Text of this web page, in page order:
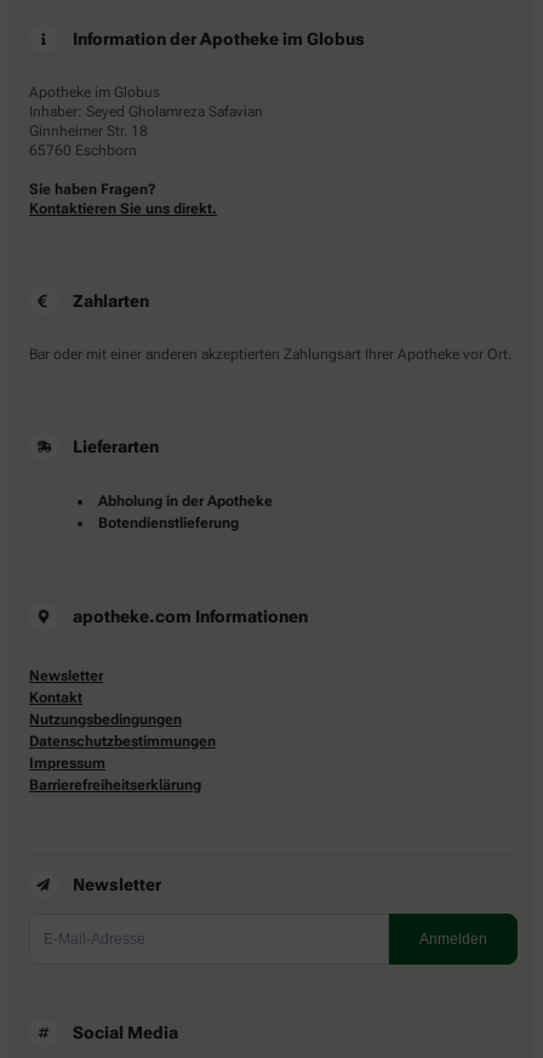
Information der Apotheke im Globus
Apotheke im Globus
Inhaber: Seyed Gholamreza Safavian
Ginnheimer Str. 18
65760 Eschborn
Sie haben Fragen?
Kontaktieren Sie uns direkt.
Zahlarten
Bar oder mit einer anderen akzeptierten Zahlungsart Ihrer Apotheke vor Ort.
Lieferarten
Abholung in der Apotheke
Botendienstlieferung
apotheke.com Informationen
Newsletter
Kontakt
Nutzungsbedingungen
Datenschutzbestimmungen
Impressum
Barrierefreiheitserklärung
Newsletter
Social Media